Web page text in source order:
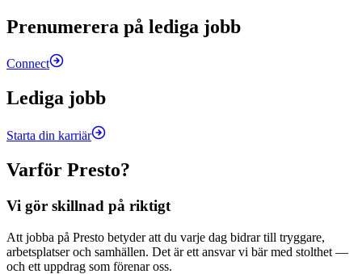
Prenumerera på lediga jobb
Connect
Lediga jobb
Starta din karriär
Varför Presto?
Vi gör skillnad på riktigt
Att jobba på Presto betyder att du varje dag bidrar till tryggare,
arbetsplatser och samhällen. Det är ett ansvar vi bär med stolthet —
och ett uppdrag som förenar oss.